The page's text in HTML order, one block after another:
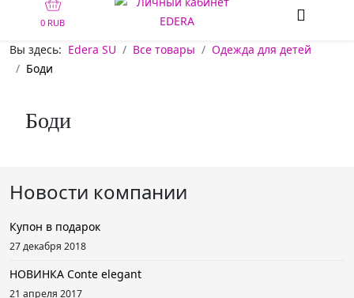
0 RUB
Вы здесь: Edera SU Все товары
Одежда для детей
Боди
Боди
Новости компании
Купон в подарок
27 декабря 2018
НОВИНКА Conte elegant
21 апреля 2017